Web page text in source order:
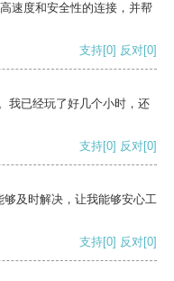
速度和安全性的连接，并帮
支持[0] 反对[0]
我已经玩了好几个小时，还
支持[0] 反对[0]
及时解决，让我能够安心工
支持[0] 反对[0]